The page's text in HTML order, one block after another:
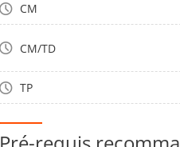
CM
CM/TD
TP